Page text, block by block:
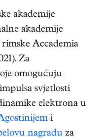
akademije
akademije
Accademia
Za
omogućuju
svjetlosti
elektrona u
i
nagradu za